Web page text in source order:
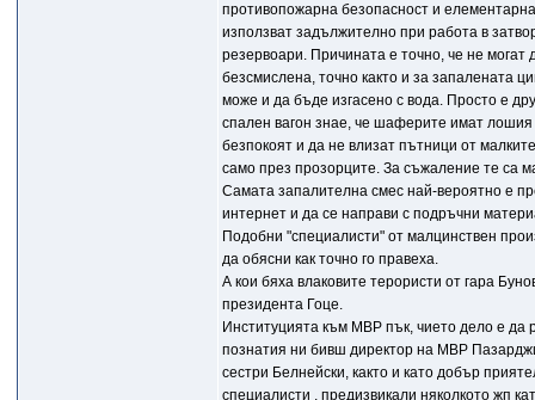
противопожарна безопасност и
използват задължително при работа в
резервоари. Причината е точно, че не могат
безсмислена, точно както и за запалената
може и да бъде изгасено с вода. Просто е
спален вагон знае, че шаферите имат
безпокоят и да не влизат пътници от
само през прозорците. За съжаление те са
Самата запалителна смес най-вероятно е
интернет и да се направи с подръчни
Подобни "специалисти" от малцинствен
да обясни как точно го правеха.
А кои бяха влаковите терористи от гара
президента Гоце.
Институцията към МВР пък, чието дело е
познатия ни бивш директор на МВР
сестри Белнейски, както и като добър
специалисти , предизвикали няколкото жп